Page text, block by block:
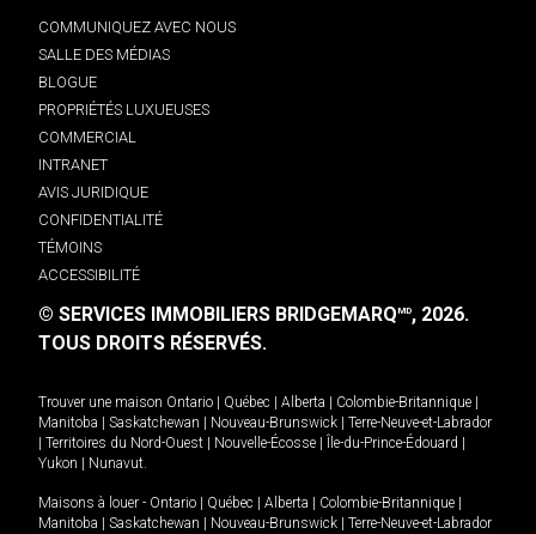
COMMUNIQUEZ AVEC NOUS
SALLE DES MÉDIAS
BLOGUE
PROPRIÉTÉS LUXUEUSES
COMMERCIAL
INTRANET
AVIS JURIDIQUE
CONFIDENTIALITÉ
TÉMOINS
ACCESSIBILITÉ
© SERVICES IMMOBILIERS BRIDGEMARQMD, 2026.
TOUS DROITS RÉSERVÉS.
Trouver une maison Ontario Québec Alberta Colombie-Britannique
Manitoba
Saskatchewan Nouveau-Brunswick
Terre-Neuve-et-Labrador
Territoires du Nord-Ouest Nouvelle-Écosse Île-du-Prince-Édouard
Yukon
Nunavut.
Maisons à louer - Ontario Québec Alberta Colombie-Britannique
Manitoba
Saskatchewan Nouveau-Brunswick
Terre-Neuve-et-Labrador